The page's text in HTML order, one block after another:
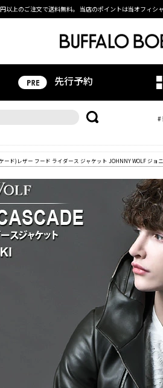
以上のご注文で送料無料。 当店のポイントは当オフィシ
先行予約
#
ード)レザー フード ライダース ジャケット JOHNNY WOLF ジョ